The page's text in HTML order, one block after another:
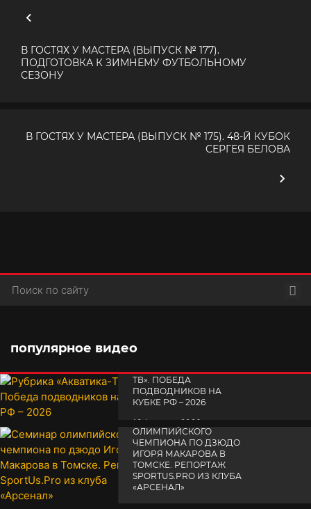
В ГОСТЯХ У МАСТЕРА (ВЫПУСК № 177).
ПОДГОТОВКА К ЗИМНЕМУ ФУТБОЛЬНОМУ
СЕЗОНУ
В ГОСТЯХ У МАСТЕРА (ВЫПУСК № 175). 48-Й КУБОК
СЕРГЕЯ БЕЛОВА
популярное видео
TВ». ПОБЕДА
ПОДВОДНИКОВ НА
КУБКЕ РФ – 2026
19 февраля 2026
СЕМИНАР
ОЛИМПИЙСКОГО
ЧЕМПИОНА ПО ДЗЮДО
ИГОРЯ МАКАРОВА В
ТОМСКЕ. РЕПОРТАЖ
SPORTUS.PRO ИЗ КЛУБА
«АРСЕНАЛ»